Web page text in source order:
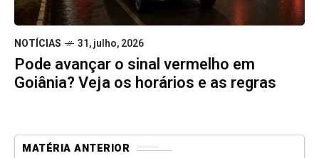
NOTÍCIAS 31, julho, 2026
Pode avançar o sinal vermelho em
Goiânia? Veja os horários e as regras
MATÉRIA ANTERIOR